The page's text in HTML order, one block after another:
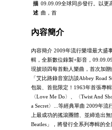
描
述
09.09.09全球同步發行。以更
曲，首
內容簡介
內容簡介 2009年流行樂壇最大盛
輯，全新數位錄製+影音，
現披頭四每首動人樂曲，首次加
「艾比路錄音室訪談Abbey Road
包裝、首批限定！1963年首張專輯
〈Love Me Do〉、〈Twist And
a Secret〉...等經典單曲 2009年
上最成功的搖滾團體、並締造出
Beatles」，將發行全系列專輯的